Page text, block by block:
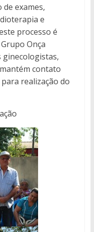
exames,
e
processo é
Onça
ginecologistas,
contato
realização do